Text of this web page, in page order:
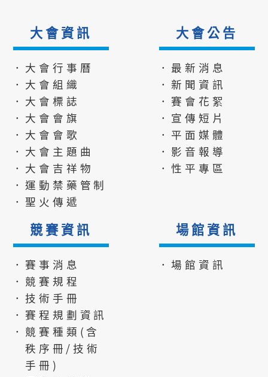
大會資訊
．大會行事曆
．大會組織
．大會標誌
．大會會旗
．大會會歌
．大會主題曲
．大會吉祥物
．運動禁藥管制
．聖火傳遞
大會公告
．最新消息
．新聞資訊
．賽會花絮
．宣傳短片
．平面媒體
．影音報導
．性平專區
競賽資訊
．賽事消息
．競賽規程
．技術手冊
．賽程規劃資訊
．競賽種類(含
秩序冊/技術
手冊)
場館資訊
．場館資訊